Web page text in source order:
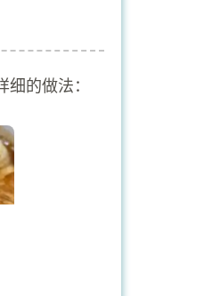
的做法：